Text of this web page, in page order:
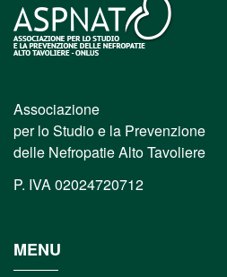
Associazione
per lo Studio e la Prevenzione
delle Nefropatie Alto Tavoliere
P. IVA 02024720712
MENU